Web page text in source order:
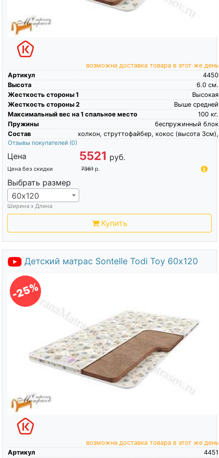
возможна доставка товара в этот же день
Артикул
4450
Высота
см.
6.0
Жесткость стороны 1
Высокая
Жесткость стороны 2
Выше средней
Максимальный вес на 1 спальное место
кг.
100
Пружины
беспружинный блок
Состав
холкон, струттофайбер, кокос (высота 3см),
Отзывы покупателей (0)
Цена 5521 руб.
Цена без скидки 7361 р.
Выбрать размер
60х120
Ширина х Длина
Купить
Детский матрас Sontelle Todi Toy 60х120
-25%
возможна доставка товара в этот же день
Артикул
4451